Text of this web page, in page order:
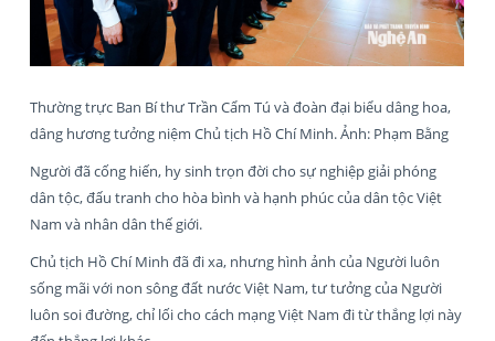
Thường trực Ban Bí thư Trần Cẩm Tú và đoàn đại biểu dâng hoa,
dâng hương tưởng niệm Chủ tịch Hồ Chí Minh. Ảnh: Phạm Bằng
Người đã cống hiến, hy sinh trọn đời cho sự nghiệp giải phóng
dân tộc, đấu tranh cho hòa bình và hạnh phúc của dân tộc Việt
Nam và nhân dân thế giới.
Chủ tịch Hồ Chí Minh đã đi xa, nhưng hình ảnh của Người luôn
sống mãi với non sông đất nước Việt Nam, tư tưởng của Người
luôn soi đường, chỉ lối cho cách mạng Việt Nam đi từ thắng lợi này